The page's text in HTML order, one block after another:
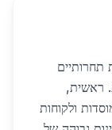
תחרותיים
ראשית,
ולקוחות